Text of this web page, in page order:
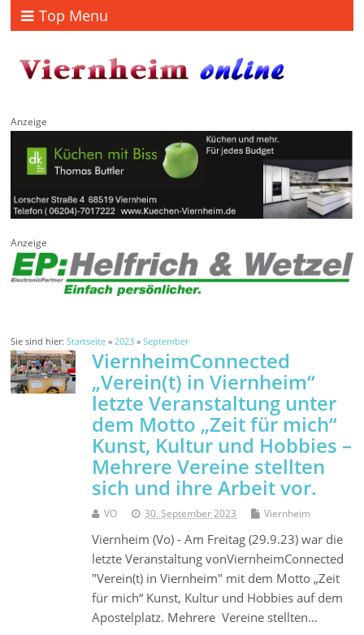
Top Menu
Anzeige
Anzeige
Sie sind hier:Startseite »2023 »September
ViernheimConnected
„Verein(t) in Viernheim“
letzte Veranstaltung unter
dem Motto „Zeit für mich“
Kunst, Kultur und Hobbies –
Mehrere Vereine stellten
sich und ihre Arbeit vor.
VO 30. September 2023 Viernheim
Viernheim (Vo) - Am Freitag (29.9.23) war die
letzte Veranstaltung vonViernheimConnected
"Verein(t) in Viernheim" mit dem Motto „Zeit
für mich“ Kunst, Kultur und Hobbies auf dem
Apostelplatz. Mehrere Vereine stellten…